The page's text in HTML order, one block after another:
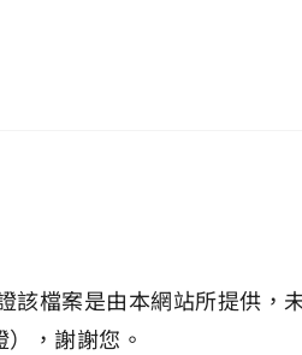
該檔案是由本網站所提供
，謝謝您。